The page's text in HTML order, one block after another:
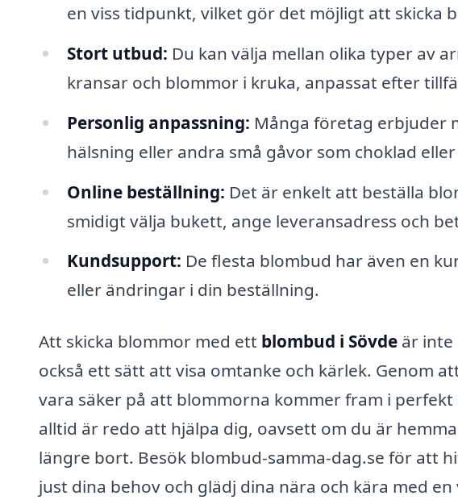
en viss tidpunkt, vilket gör det möjligt att skicka
Stort utbud: Du kan välja mellan olika typer av
kransar och blommor i kruka, anpassat efter
Personlig anpassning: Många företag erbjuder
hälsning eller andra små gåvor som choklad eller
Online beställning: Det är enkelt att beställa
smidigt välja bukett, ange leveransadress och
Kundsupport: De flesta blombud har även en
eller ändringar i din beställning.
Att skicka blommor med ett blombud i Sövde är inte
också ett sätt att visa omtanke och kärlek. Genom
vara säker på att blommorna kommer fram i
alltid är redo att hjälpa dig, oavsett om du är
längre bort. Besök blombud-samma-dag.se för att
just dina behov och glädj dina nära och kära med